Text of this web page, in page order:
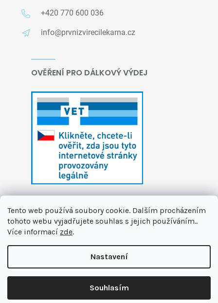
Tento web používá soubory cookie. Dalším procházením
tohoto webu vyjadřujete souhlas s jejich používáním..
Více informací zde.
Nastavení
Souhlasím
🏝️ Dáváme si letní pauzu. Připravujeme pro vás novinky a na
podzim se na vás těšíme v nové podobě. Jsme tu pro Vás na
+420 770 600 036
info@prvnizvirecilekarna.cz
OVĚŘENÍ PRO DÁLKOVÝ VÝDEJ
Copyright 2026První zvířecí lékárna. Všechna